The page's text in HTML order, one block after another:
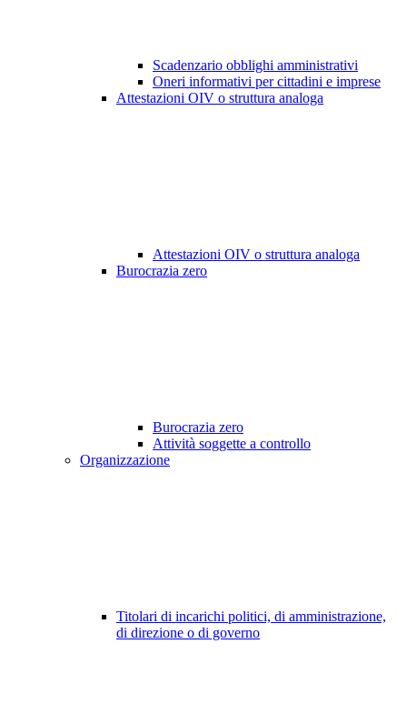
Scadenzario obblighi amministrativi
Oneri informativi per cittadini e imprese
Attestazioni OIV o struttura analoga
Attestazioni OIV o struttura analoga
Burocrazia zero
Burocrazia zero
Attività soggette a controllo
Organizzazione
Titolari di incarichi politici, di amministrazione,
di direzione o di governo